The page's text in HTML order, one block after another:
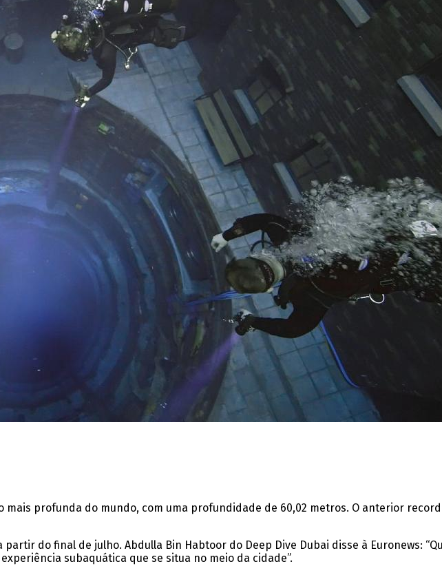
profunda do mundo, com uma profundidade de 60,02 metros. O anterior
do final de julho. Abdulla Bin Habtoor do Deep Dive Dubai disse à Euronews:
subaquática que se situa no meio da cidade”.